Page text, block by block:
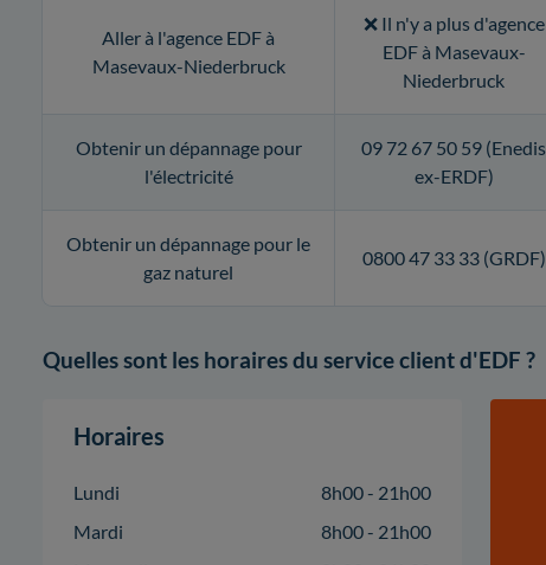
Aller à l'agence EDF à
Masevaux-Niederbruck
❌ Il n'y a plus d'agence
EDF à Masevaux-
Niederbruck
Obtenir un dépannage pour
l'électricité
09 72 67 50 59 (Enedis
ex-ERDF)
Obtenir un dépannage pour le
gaz naturel
0800 47 33 33 (GRDF)
Quelles sont les horaires du service client d'EDF ?
Horaires
Lundi
8h00 - 21h00
Mardi
8h00 - 21h00